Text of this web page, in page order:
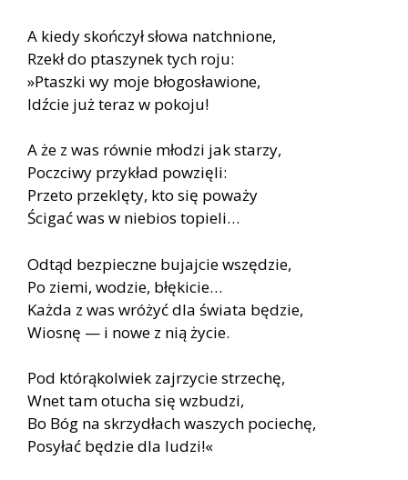
A kiedy skończył słowa natchnione,
Rzekł do ptaszynek tych roju:
»Ptaszki wy moje błogosławione,
Idźcie już teraz w pokoju!
A że z was równie młodzi jak starzy,
Poczciwy przykład powzięli:
Przeto przeklęty, kto się poważy
Ścigać was w niebios topieli…
Odtąd bezpieczne bujajcie wszędzie,
Po ziemi, wodzie, błękicie…
Każda z was wróżyć dla świata będzie,
Wiosnę — i nowe z nią życie.
Pod którąkolwiek zajrzycie strzechę,
Wnet tam otucha się wzbudzi,
Bo Bóg na skrzydłach waszych pociechę,
Posyłać będzie dla ludzi!«